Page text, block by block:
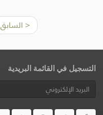
< السابق
التسجيل في القائمة البريدية